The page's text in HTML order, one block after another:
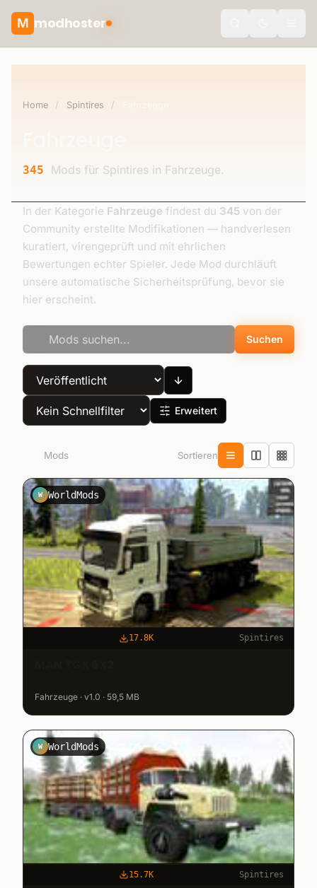
M modhoster
Home / Spintires /
345 Mods für Spintires in Fahrzeuge.
In der Kategorie Fahrzeuge findest du 345 von der
Community erstellte Modifikationen — handverlesen
kuratiert, virengeprüft und mit ehrlichen
Bewertungen echter Spieler. Jede Mod durchläuft
unsere automatische Sicherheitsprüfung, bevor sie
hier erscheint.
Suchen
Erweitert
Mods Sortieren
W WorldMods
17.8K Spintires
Fahrzeuge · v1.0 · 59,5 MB
W WorldMods
15.7K Spintires